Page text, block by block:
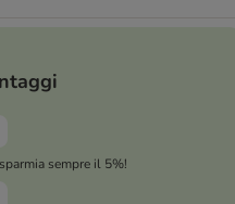
sempre il 5%!